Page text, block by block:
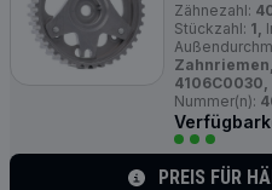
Zähnezahl:
Stückzahl: 1,
Zahnriemen,
4106C0030,
Nummer(n):
PREIS FÜR